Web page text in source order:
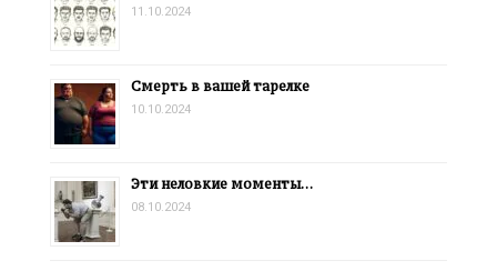
11.10.2024
Смерть в вашей тарелке
10.10.2024
Эти неловкие моменты…
08.10.2024